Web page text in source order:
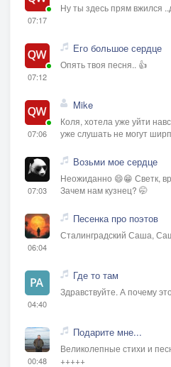
07:17
Ну ты здесь прям вжился
07:12
Его большое сердце
Опять твоя песня.. 👍
07:06
Mike
Коля, хотела уже уйти
уже слушать не могут
07:03
Возьми мое сердце
Неожиданно 😄😁 Светк,
Зачем нам кузнец? 🤭
06:04
Песенка про поэтов
Сталинградский Саша,
04:40
Где то там
Здравствуйте. А почему
00:48
Подарите мне...
Великолепные стихи и
+++++